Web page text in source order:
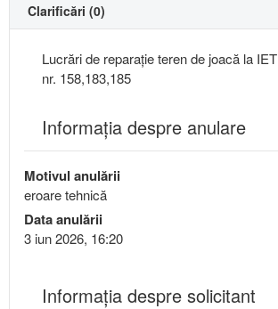
Clarificări (0)
Lucrări de reparație teren de joacă la IET
nr. 158,183,185
Informația despre anulare
Motivul anulării
eroare tehnică
Data anulării
3 iun 2026, 16:20
Informaţia despre solicitant